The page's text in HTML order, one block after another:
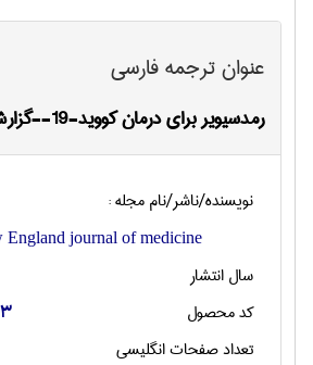
عنوان ترجمه فارسی
رمدسیویر برای درمان کووید-19--گزارش مقدماتی
نویسنده/ناشر/نام مجله :
England journal of medicine
سال انتشار
کد محصول
تعداد صفحات انگليسی